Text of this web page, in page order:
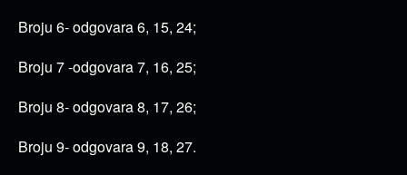
Broju 6- odgovara 6, 15, 24;
Broju 7 -odgovara 7, 16, 25;
Broju 8- odgovara 8, 17, 26;
Broju 9- odgovara 9, 18, 27.